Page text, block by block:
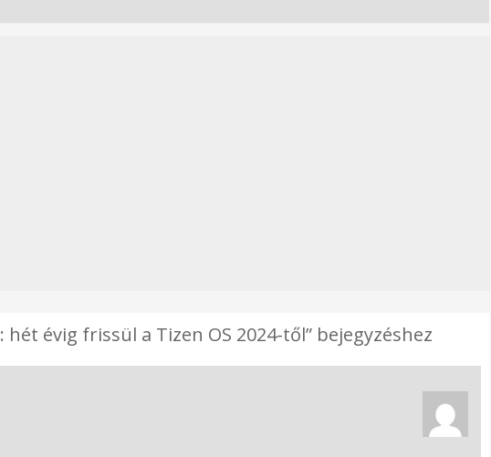
hét évig frissül a Tizen OS 2024-től” bejegyzéshez